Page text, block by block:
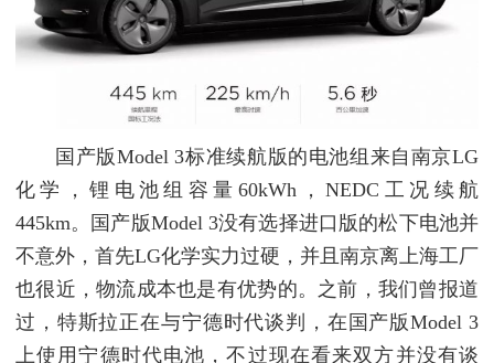
国产版Model 3标准续航版的电池组来自南京LG
化学，锂电池组容量60kWh，NEDC工况续航
445km。国产版Model 3没有选择进口版的松下电池并
不意外，首先LG化学实力过硬，并且南京离上海工厂
也很近，物流成本也是有优势的。之前，我们曾报道
过，特斯拉正在与宁德时代谈判，在国产版Model 3
上使用宁德时代电池，不过现在看来双方并没有谈